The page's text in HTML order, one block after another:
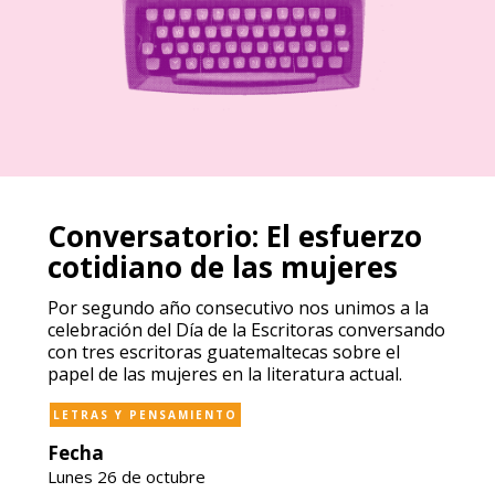
Conversatorio: El esfuerzo
cotidiano de las mujeres
Por segundo año consecutivo nos unimos a la
celebración del Día de la Escritoras conversando
con tres escritoras guatemaltecas sobre el
papel de las mujeres en la literatura actual.
LETRAS Y PENSAMIENTO
Fecha
Lunes 26 de octubre